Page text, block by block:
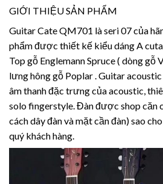
GIỚI THIỆU SẢN PHẨM
Guitar Cate QM701 là seri 07 của
phẩm được thiết kế kiểu dáng A
Top gỗ Englemann Spruce ( dòng gỗ
lưng hông gỗ Poplar . Guitar
âm thanh đặc trưng của acoustic,
solo fingerstyle. Đàn được shop căn
cách dây đàn và mặt cần đàn) sao
quý khách hàng.